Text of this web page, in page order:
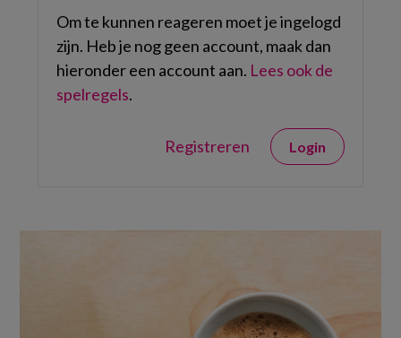
Om te kunnen reageren moet je ingelogd
zijn. Heb je nog geen account, maak dan
hieronder een account aan. Lees ook de
spelregels.
Registreren Login